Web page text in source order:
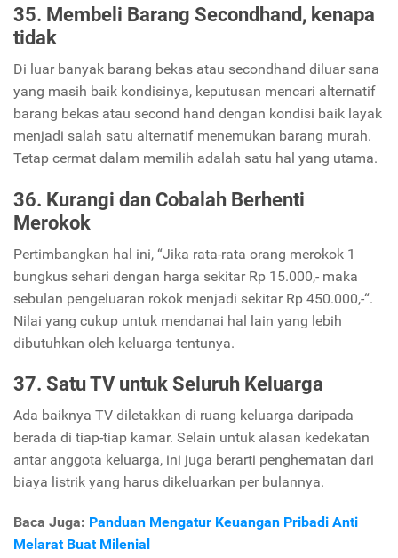
35. Membeli Barang Secondhand, kenapa
tidak
Di luar banyak barang bekas atau secondhand diluar sana
yang masih baik kondisinya, keputusan mencari alternatif
barang bekas atau second hand dengan kondisi baik layak
menjadi salah satu alternatif menemukan barang murah.
Tetap cermat dalam memilih adalah satu hal yang utama.
36. Kurangi dan Cobalah Berhenti
Merokok
Pertimbangkan hal ini, “Jika rata-rata orang merokok 1
bungkus sehari dengan harga sekitar Rp 15.000,- maka
sebulan pengeluaran rokok menjadi sekitar Rp 450.000,-“.
Nilai yang cukup untuk mendanai hal lain yang lebih
dibutuhkan oleh keluarga tentunya.
37. Satu TV untuk Seluruh Keluarga
Ada baiknya TV diletakkan di ruang keluarga daripada
berada di tiap-tiap kamar. Selain untuk alasan kedekatan
antar anggota keluarga, ini juga berarti penghematan dari
biaya listrik yang harus dikeluarkan per bulannya.
Baca Juga: Panduan Mengatur Keuangan Pribadi Anti
Melarat Buat Milenial